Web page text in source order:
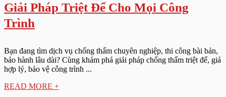
Giải Pháp Triệt Để Cho Mọi Công
Trình
Bạn đang tìm dịch vụ chống thấm chuyên nghiệp, thi công bài bản,
bảo hành lâu dài? Cùng khám phá giải pháp chống thấm triệt để, giá
hợp lý, bảo vệ công trình ...
READ MORE +